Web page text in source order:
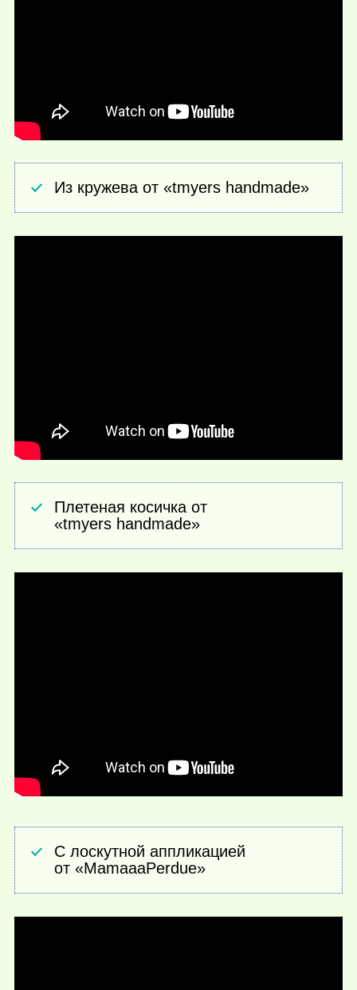
Из кружева от «tmyers handmade»
Плетеная косичка от
«tmyers handmade»
С лоскутной аппликацией
от «MamaaaPerdue»